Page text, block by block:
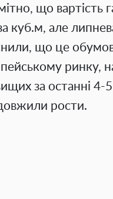
що вартість
куб.м, але
що це
ринку,
за останні 4-
рости.